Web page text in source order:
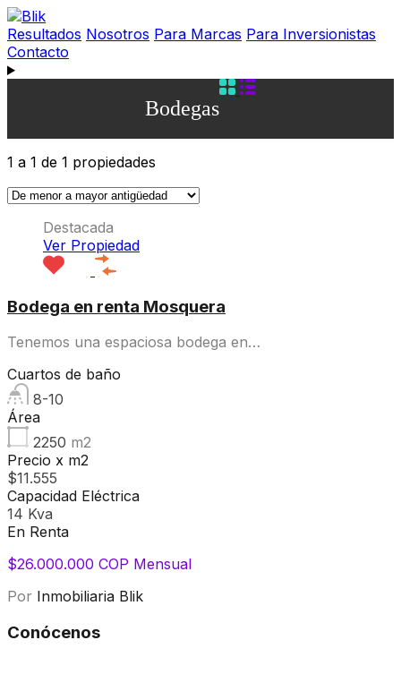
Resultados Nosotros Para Marcas Para Inversionistas
Contacto
Bodegas
1 a 1 de 1 propiedades
Destacada
Ver Propiedad
Bodega en renta Mosquera
Tenemos una espaciosa bodega en…
Cuartos de baño
8-10
Área
2250 m2
Precio x m2
$11.555
Capacidad Eléctrica
14 Kva
En Renta
$26.000.000 COP Mensual
Por Inmobiliaria Blik
Conócenos